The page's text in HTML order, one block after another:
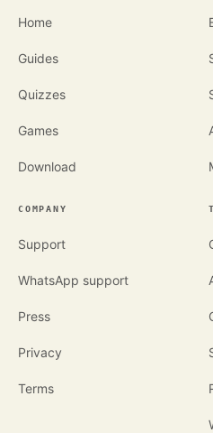
Home
Guides
Quizzes
Games
Download
COMPANY
Support
WhatsApp support
Press
Privacy
Terms